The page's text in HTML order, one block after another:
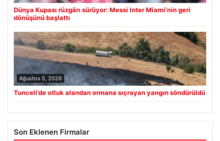
Dünya Kupası rüzgârı sürüyor: Messi Inter Miami’nin geri
dönüşünü başlattı
Ağustos 5, 2026
Tunceli’de otluk alandan ormana sıçrayan yangın söndürüldü
Son Eklenen Firmalar